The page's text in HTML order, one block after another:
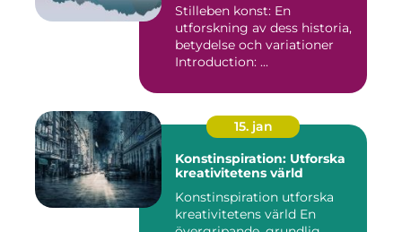
Stilleben konst: En
utforskning av dess historia,
betydelse och variationer
Introduction: ...
15. jan
Konstinspiration: Utforska
kreativitetens värld
Konstinspiration utforska
kreativitetens värld En